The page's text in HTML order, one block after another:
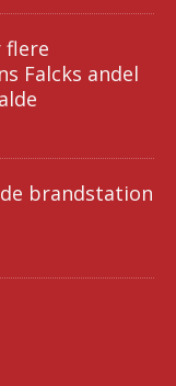
flere
Falcks andel
brandstation